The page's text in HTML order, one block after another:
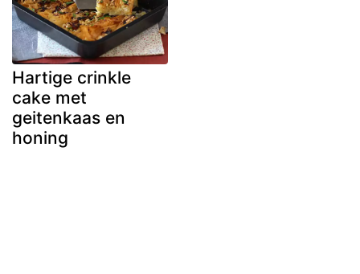
Hartige crinkle
cake met
geitenkaas en
honing